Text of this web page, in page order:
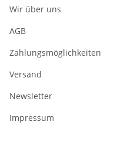
Wir über uns
AGB
Zahlungsmöglichkeiten
Versand
Newsletter
Impressum